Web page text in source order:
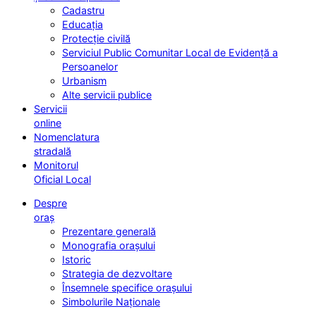
Cadastru
Educația
Protecție civilă
Serviciul Public Comunitar Local de Evidență a
Persoanelor
Urbanism
Alte servicii publice
Servicii
online
Nomenclatura
stradală
Monitorul
Oficial Local
Despre
oraș
Prezentare generală
Monografia orașului
Istoric
Strategia de dezvoltare
Însemnele specifice orașului
Simbolurile Naționale